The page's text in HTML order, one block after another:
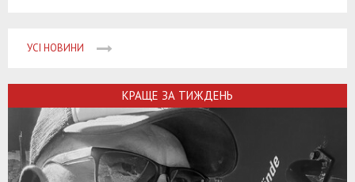
УСІ НОВИНИ
КРАЩЕ ЗА ТИЖДЕНЬ